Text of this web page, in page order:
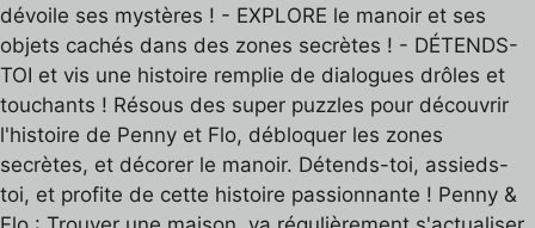
dévoile ses mystères ! - EXPLORE le manoir et ses
objets cachés dans des zones secrètes ! - DÉTENDS-
TOI et vis une histoire remplie de dialogues drôles et
touchants ! Résous des super puzzles pour découvrir
l'histoire de Penny et Flo, débloquer les zones
secrètes, et décorer le manoir. Détends-toi, assieds-
toi, et profite de cette histoire passionnante ! Penny &